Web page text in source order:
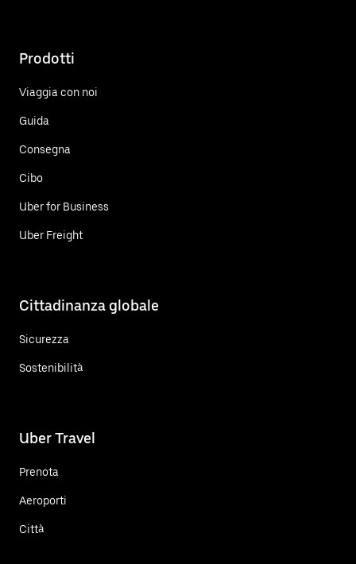
Prodotti
Viaggia con noi
Guida
Consegna
Cibo
Uber for Business
Uber Freight
Cittadinanza globale
Sicurezza
Sostenibilità
Uber Travel
Prenota
Aeroporti
Città